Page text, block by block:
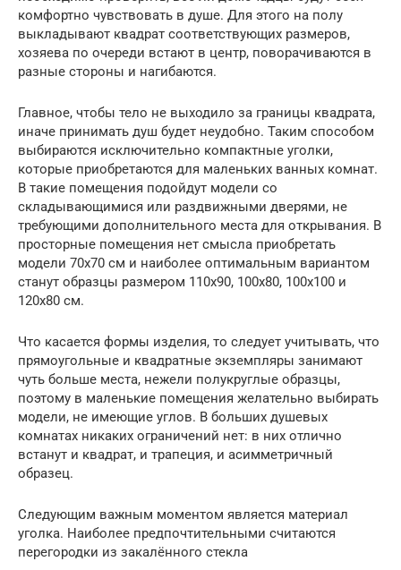
комфортно чувствовать в душе. Для этого на полу
выкладывают квадрат соответствующих размеров,
хозяева по очереди встают в центр, поворачиваются в
разные стороны и нагибаются.
Главное, чтобы тело не выходило за границы квадрата,
иначе принимать душ будет неудобно. Таким способом
выбираются исключительно компактные уголки,
которые приобретаются для маленьких ванных комнат.
В такие помещения подойдут модели со
складывающимися или раздвижными дверями, не
требующими дополнительного места для открывания. В
просторные помещения нет смысла приобретать
модели 70х70 см и наиболее оптимальным вариантом
станут образцы размером 110х90, 100х80, 100х100 и
120х80 см.
Что касается формы изделия, то следует учитывать, что
прямоугольные и квадратные экземпляры занимают
чуть больше места, нежели полукруглые образцы,
поэтому в маленькие помещения желательно выбирать
модели, не имеющие углов. В больших душевых
комнатах никаких ограничений нет: в них отлично
встанут и квадрат, и трапеция, и асимметричный
образец.
Следующим важным моментом является материал
уголка. Наиболее предпочтительными считаются
перегородки из закалённого стекла